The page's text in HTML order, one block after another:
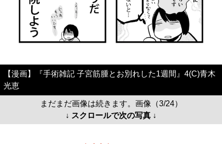
【漫画】『手術雑記 子宮筋腫とお別れした1週間』4(C)青木
光恵
まだまだ画像は続きます。画像（3/24）
↓ スクロールで次の写真 ↓